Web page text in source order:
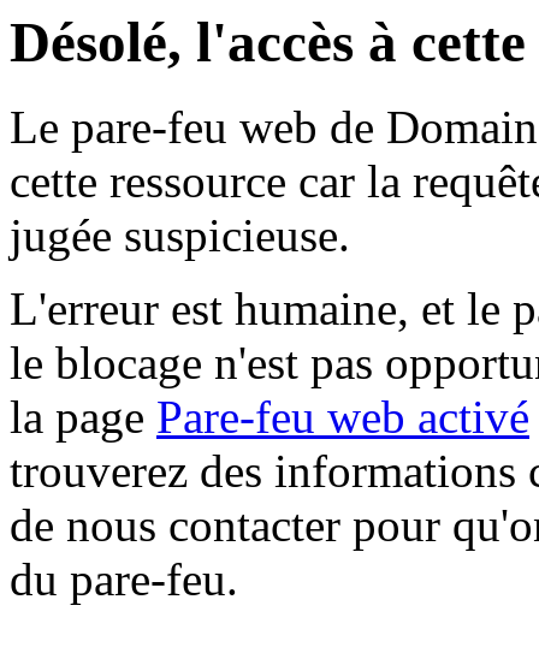
Désolé, l'accès à
Le pare-feu web de
cette ressource car la
jugée suspicieuse.
L'erreur est humaine, et le
le blocage n'est pas
la page Pare-feu web activé
trouverez des informations
de nous contacter pour
du pare-feu.